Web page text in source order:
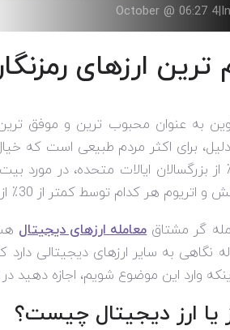
|
4 October @ 06:27
ترین ارزهای
به عنوان محبوب ترین و موفق
برای اکثر مردم طبیعی است که
75٪ از بزرگسالان ایالات متحده، در
هر کدام توسط کمتر از 30٪ از جمعیت شناخته شده بودند.
گر مشتاقمعامله ارزهای دیجیتال
نگاهی به سایر ارزهای دیجیتالی
وارد این موضوع شویم، اجازه
یا ارز دیجیتال چیست؟